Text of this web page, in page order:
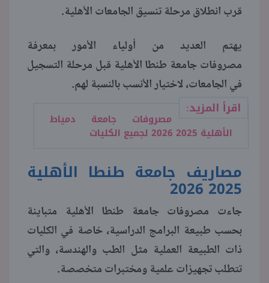
منوعات
قرب انطلاق مرحلة تنسيق الجامعات الأهلية.
يهتم العديد من أولياء الأمور بمعرفة
مصروفات جامعة طنطا الأهلية قبل مرحلة التسجيل
في الجامعات، لاختيار الأنسب بالنسبة لهم.
اقرأ المزيد:
مصروفات جامعة دمياط
الأهلية 2025 2026 لجميع الكليات
مصاريف جامعة طنطا الأهلية
2025 2026
جاءت مصروفات جامعة طنطا الأهلية متباينة
بحسب طبيعة البرامج الدراسية، خاصة في الكليات
ذات الطبيعة العملية مثل الطب والهندسة، والتي
تتطلب تجهيزات علمية ومختبرات متخصصة.